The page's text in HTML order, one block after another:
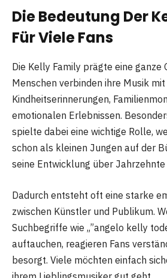
Die Bedeutung Der
Für Viele Fans
Die Kelly Family prägte eine ganze
Menschen verbinden ihre Musik mit
Kindheitserinnerungen,
emotionalen Erlebnissen.
spielte dabei eine wichtige Rolle,
schon als kleinen Jungen auf der
seine Entwicklung über
Dadurch entsteht oft eine starke
zwischen Künstler und Publikum.
Suchbegriffe wie „”angelo kelly
auftauchen, reagieren Fans
besorgt. Viele möchten einfach